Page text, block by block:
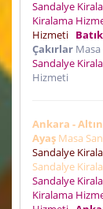
Sandalye
Kiralama
Hizmeti
Çakırlar
Sandalye
Hizmeti
Ankara -
Ayaş Masa
Sandalye
Sandalye
Sandalye
Kiralama